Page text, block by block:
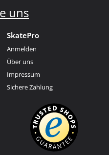
uns
SkatePro
Anmelden
Über uns
Impressum
Sichere Zahlung